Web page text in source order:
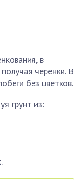
в
черенки. В
без цветков.
грунт из: